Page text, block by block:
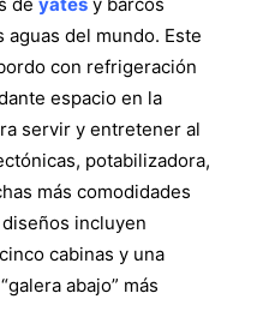
aguas del mundo. Este
con refrigeración
espacio en la
servir y entretener al
potabilizadora,
más comodidades
incluyen
cabinas y una
abajo” más